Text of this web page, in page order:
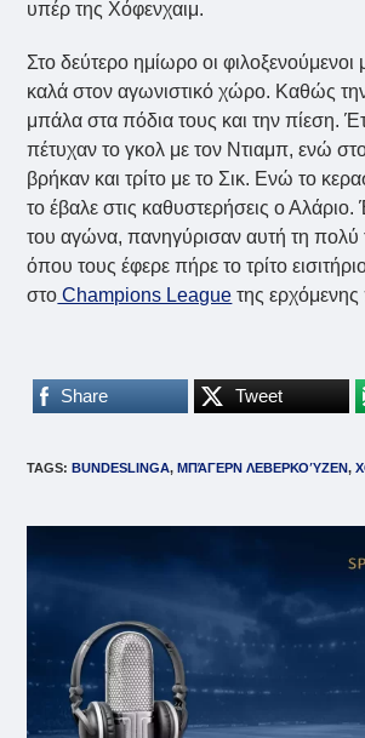
υπέρ της Χόφενχαιμ.
Στο δεύτερο ημίωρο οι
καλά στον αγωνιστικό χώρο. Καθώς
μπάλα στα πόδια τους και την πίεση.
πέτυχαν το γκολ με τον Ντιαμπ, ενώ
βρήκαν και τρίτο με το Σικ. Ενώ το
το έβαλε στις καθυστερήσεις ο Αλάριο.
του αγώνα, πανηγύρισαν αυτή τη πολύ
όπου τους έφερε πήρε το τρίτο
στο Champions League της
Share Tweet
TAGS:BUNDESLINGA, ΜΠΆΓΕΡΝ ΛΕΒΕΡΚΟΎΖΕΝ,